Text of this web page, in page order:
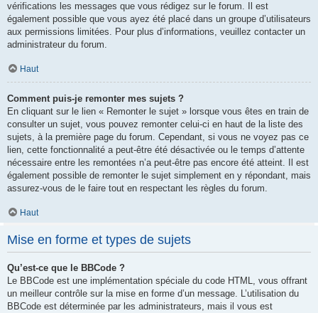
vérifications les messages que vous rédigez sur le forum. Il est
également possible que vous ayez été placé dans un groupe d’utilisateurs
aux permissions limitées. Pour plus d’informations, veuillez contacter un
administrateur du forum.
Haut
Comment puis-je remonter mes sujets ?
En cliquant sur le lien « Remonter le sujet » lorsque vous êtes en train de
consulter un sujet, vous pouvez remonter celui-ci en haut de la liste des
sujets, à la première page du forum. Cependant, si vous ne voyez pas ce
lien, cette fonctionnalité a peut-être été désactivée ou le temps d’attente
nécessaire entre les remontées n’a peut-être pas encore été atteint. Il est
également possible de remonter le sujet simplement en y répondant, mais
assurez-vous de le faire tout en respectant les règles du forum.
Haut
Mise en forme et types de sujets
Qu’est-ce que le BBCode ?
Le BBCode est une implémentation spéciale du code HTML, vous offrant
un meilleur contrôle sur la mise en forme d’un message. L’utilisation du
BBCode est déterminée par les administrateurs, mais il vous est